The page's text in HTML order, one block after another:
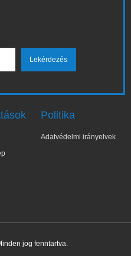
Politika
Adatvédelmi irányelvek
jog fenntartva.
✕